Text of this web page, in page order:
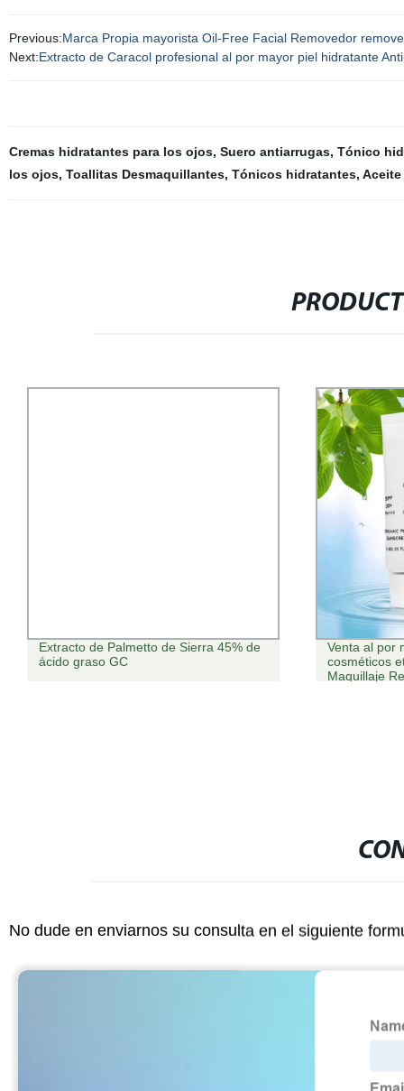
Previous:Marca Propia mayorista Oil-Free Facial Removedor
Next:Extracto de Caracol profesional al por mayor piel hidratante
Cremas hidratantes para los ojos, Suero antiarrugas, Tónico
los ojos, Toallitas Desmaquillantes, Tónicos hidratantes,
Venta al por mayor entrega rápida
cosméticos etiqueta privada disponible
La máscara
aliviar el
hinchados
No dude en enviarnos su consulta en el siguiente